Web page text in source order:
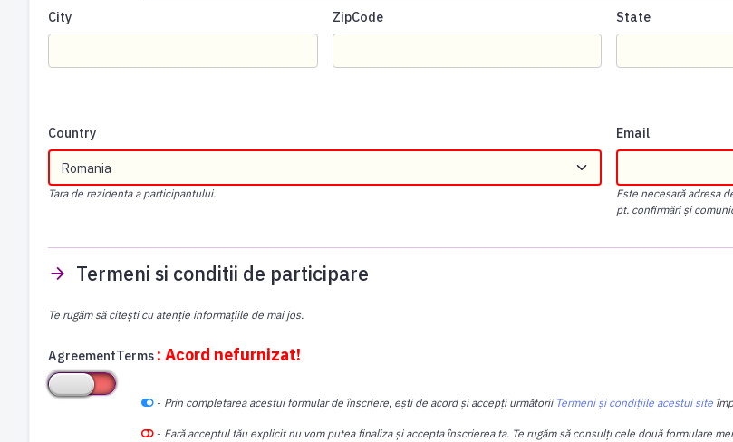
City ZipCode State
Country
Tara de rezidenta a participantului.
Email
Este necesară adresa
pt. confirmări și
Termeni si conditii de participare
Te rugăm să citești cu atenție informațiile de mai jos.
AgreementTerms : Acord nefurnizat!
- Prin completarea acestui formular de înscriere, ești de acord și accepți următorii Termeni și condițiile acestui site
- Fară acceptul tău explicit nu vom putea finaliza și accepta înscrierea ta. Te rugăm să consulți cele două formulare